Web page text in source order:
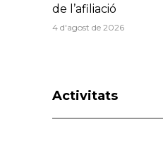
de l’afiliació
4 d'agost de 2026
Activitats